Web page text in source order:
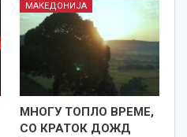
МАКЕДОНИЈА
МНОГУ ТОПЛО ВРЕМЕ,
СО КРАТОК ДОЖД